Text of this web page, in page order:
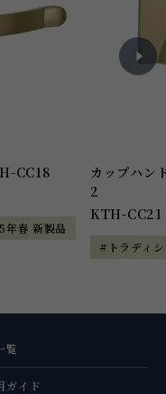
CC18
春 新製品
カップハ
2
KTH-CC21
#トラディ
覧
ガイド